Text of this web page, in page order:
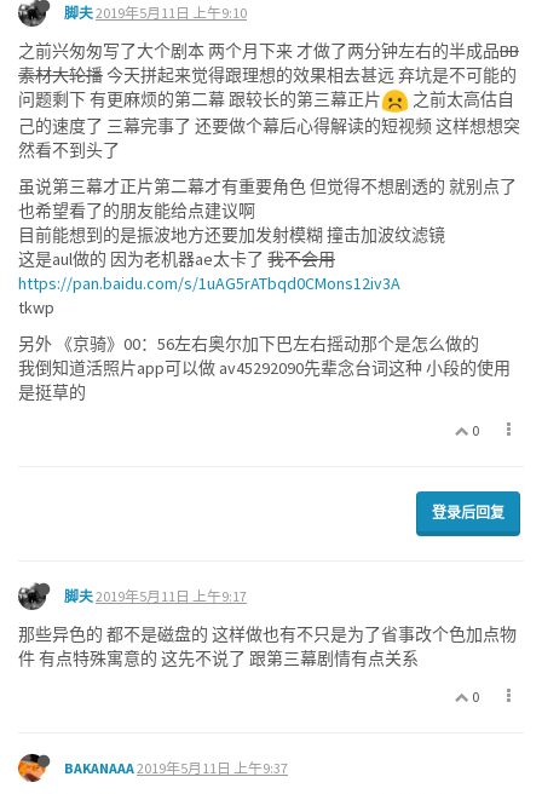
脚夫2019年5月11日 上午9:10
之前兴匆匆写了大个剧本 两个月下来 才做了两分钟左右的半成品BB
素材大轮播今天拼起来觉得跟理想的效果相去甚远 弃坑是不可能的
问题剩下 有更麻烦的第二幕 跟较长的第三幕正片
之前太高估自
己的速度了 三幕完事了 还要做个幕后心得解读的短视频 这样想想突
然看不到头了
虽说第三幕才正片第二幕才有重要角色 但觉得不想剧透的 就别点了
也希望看了的朋友能给点建议啊
目前能想到的是振波地方还要加发射模糊 撞击加波纹滤镜
这是aul做的 因为老机器ae太卡了 我不会用
https://pan.baidu.com/s/1uAG5rATbqd0CMons12iv3A
tkwp
另外 《京骑》00：56左右奥尔加下巴左右摇动那个是怎么做的
我倒知道活照片app可以做 av45292090先辈念台词这种 小段的使用
是挺草的
0
登录后回复
脚夫2019年5月11日 上午9:17
那些异色的 都不是磁盘的 这样做也有不只是为了省事改个色加点物
件 有点特殊寓意的 这先不说了 跟第三幕剧情有点关系
0
BAKANAAA2019年5月11日 上午9:37